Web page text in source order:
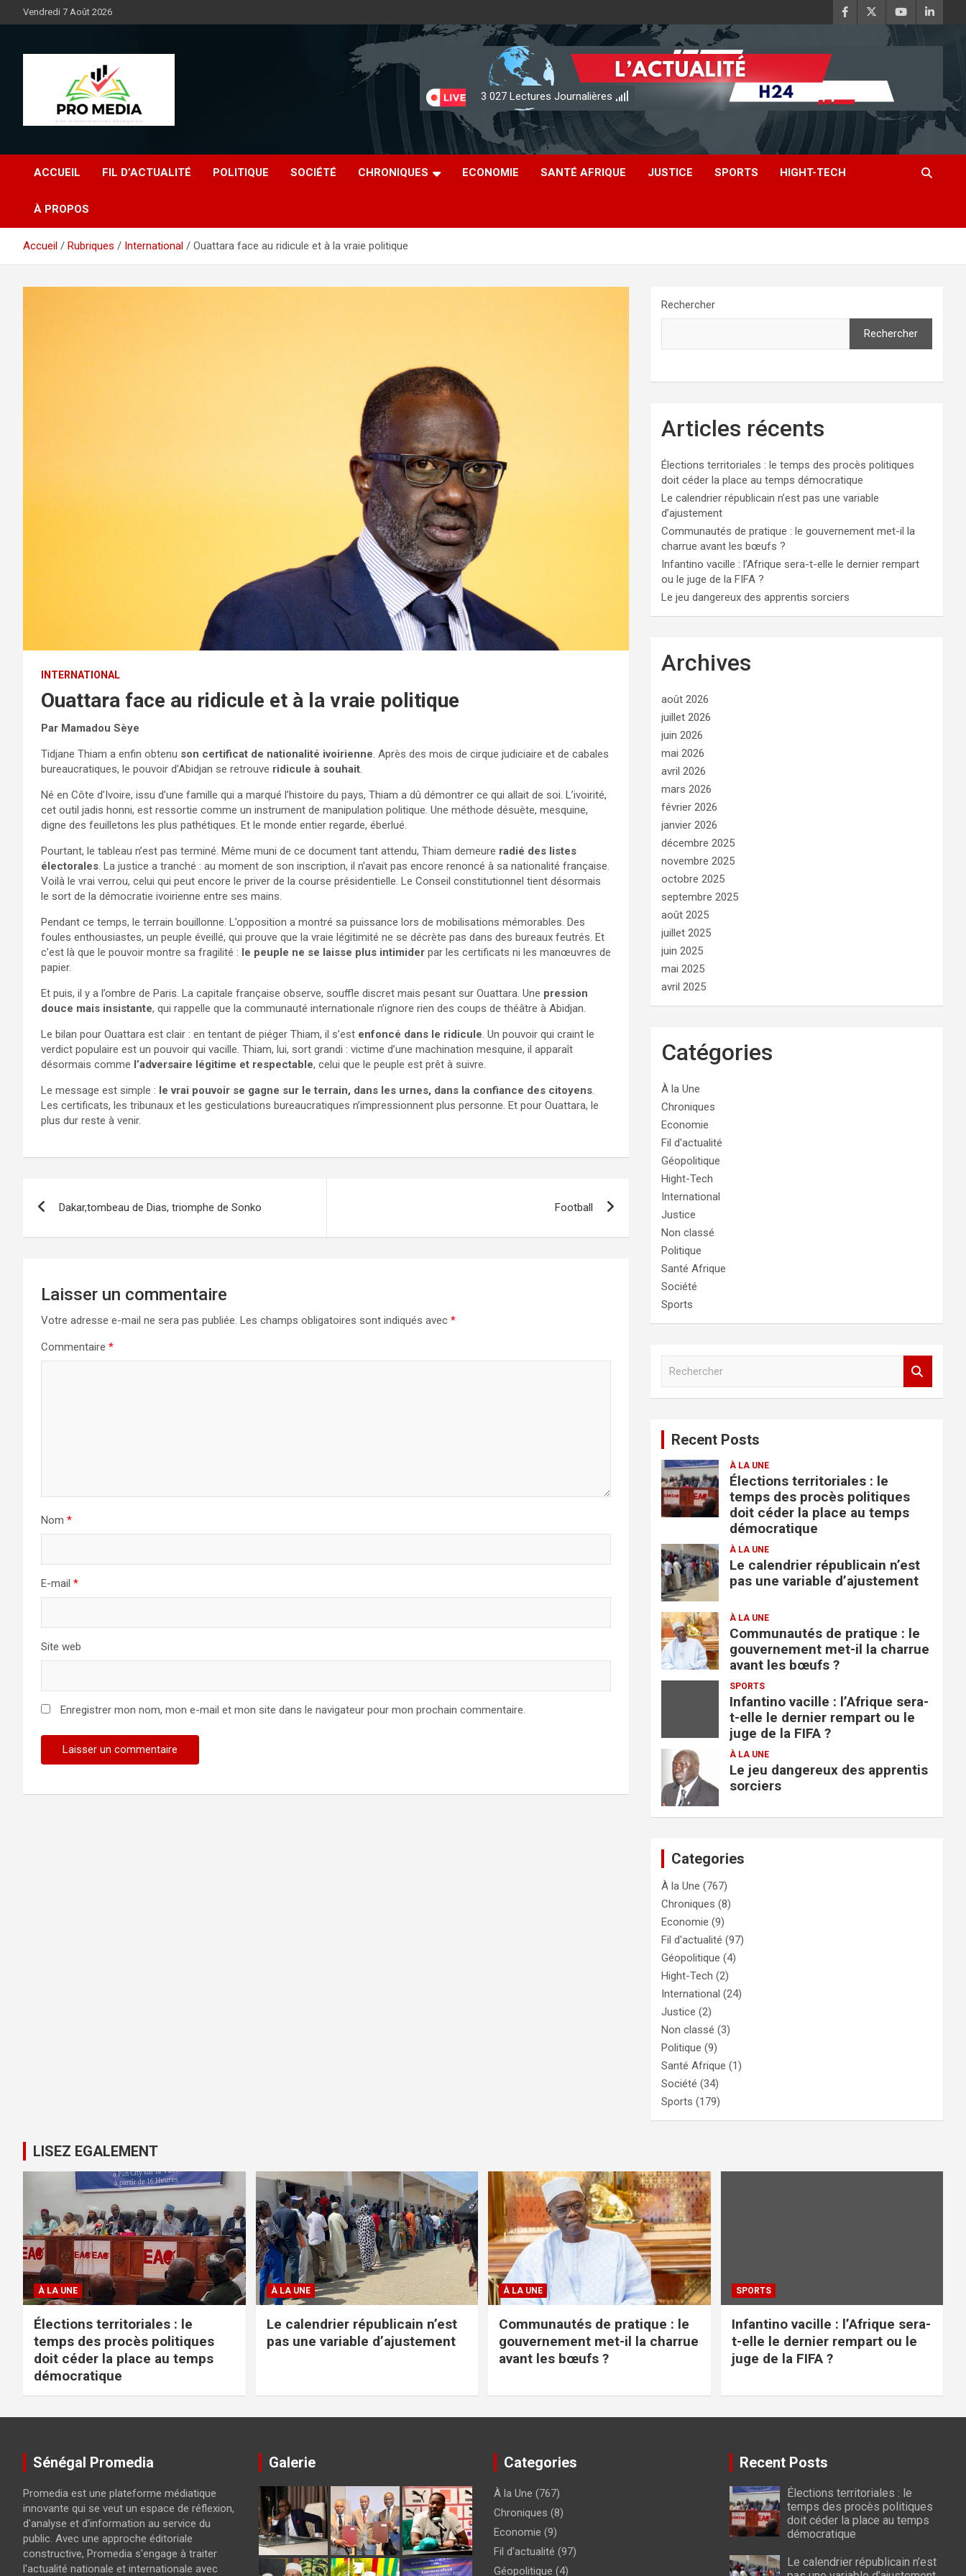
au
Vendredi 7 Août 2026
3 027Lectures Journalières
ACCUEIL FIL D’ACTUALITÉ POLITIQUE SOCIÉTÉ CHRONIQUES ECONOMIE SANTÉ AFRIQUE JUSTICE SPORTS HIGHT-TECH
À PROPOS
Accueil Rubriques International Ouattara face au ridicule et à la vraie politique
INTERNATIONAL
Ouattara face au ridicule et à la vraie politique
Par Mamadou Sèye
Tidjane Thiam a enfin obtenu son certificat de nationalité ivoirienne. Après des mois de cirque judiciaire et de cabales
bureaucratiques, le pouvoir d’Abidjan se retrouve ridicule à souhait.
Né en Côte d’Ivoire, issu d’une famille qui a marqué l’histoire du pays, Thiam a dû démontrer ce qui allait de soi. L’ivoirité,
cet outil jadis honni, est ressortie comme un instrument de manipulation politique. Une méthode désuète, mesquine,
digne des feuilletons les plus pathétiques. Et le monde entier regarde, éberlué.
Pourtant, le tableau n’est pas terminé. Même muni de ce document tant attendu, Thiam demeure radié des listes
électorales. La justice a tranché : au moment de son inscription, il n’avait pas encore renoncé à sa nationalité française.
Voilà le vrai verrou, celui qui peut encore le priver de la course présidentielle. Le Conseil constitutionnel tient désormais
le sort de la démocratie ivoirienne entre ses mains.
Pendant ce temps, le terrain bouillonne. L’opposition a montré sa puissance lors de mobilisations mémorables. Des
foules enthousiastes, un peuple éveillé, qui prouve que la vraie légitimité ne se décrète pas dans des bureaux feutrés. Et
c’est là que le pouvoir montre sa fragilité : le peuple ne se laisse plus intimider par les certificats ni les manœuvres de
papier.
Et puis, il y a l’ombre de Paris. La capitale française observe, souffle discret mais pesant sur Ouattara. Une pression
douce mais insistante, qui rappelle que la communauté internationale n’ignore rien des coups de théâtre à Abidjan.
Le bilan pour Ouattara est clair : en tentant de piéger Thiam, il s’est enfoncé dans le ridicule. Un pouvoir qui craint le
verdict populaire est un pouvoir qui vacille. Thiam, lui, sort grandi : victime d’une machination mesquine, il apparaît
désormais comme l’adversaire légitime et respectable, celui que le peuple est prêt à suivre.
Le message est simple : le vrai pouvoir se gagne sur le terrain, dans les urnes, dans la confiance des citoyens.
Les certificats, les tribunaux et les gesticulations bureaucratiques n’impressionnent plus personne. Et pour Ouattara, le
plus dur reste à venir.
Dakar,tombeau de Dias, triomphe de Sonko Football
Laisser un commentaire
Votre adresse e-mail ne sera pas publiée. Les champs obligatoires sont indiqués avec *
Commentaire *
Nom *
E-mail *
Site web
Enregistrer mon nom, mon e-mail et mon site dans le navigateur pour mon prochain commentaire.
Rechercher
Rechercher
Articles récents
Élections territoriales : le temps des procès politiques
doit céder la place au temps démocratique
Le calendrier républicain n’est pas une variable
d’ajustement
Communautés de pratique : le gouvernement met-il la
charrue avant les bœufs ?
Infantino vacille : l’Afrique sera-t-elle le dernier rempart
ou le juge de la FIFA ?
Le jeu dangereux des apprentis sorciers
Archives
août 2026
juillet 2026
juin 2026
mai 2026
avril 2026
mars 2026
février 2026
janvier 2026
décembre 2025
novembre 2025
octobre 2025
septembre 2025
août 2025
juillet 2025
juin 2025
mai 2025
avril 2025
Catégories
À la Une
Chroniques
Economie
Fil d'actualité
Géopolitique
Hight-Tech
International
Justice
Non classé
Politique
Santé Afrique
Société
Sports
c
h
e
r
Recent Posts
À LA UNE
Élections territoriales : le
temps des procès politiques
doit céder la place au temps
démocratique
À LA UNE
Le calendrier républicain n’est
pas une variable d’ajustement
À LA UNE
Communautés de pratique : le
gouvernement met-il la charrue
avant les bœufs ?
SPORTS
Infantino vacille : l’Afrique sera-
t-elle le dernier rempart ou le
juge de la FIFA ?
À LA UNE
Le jeu dangereux des apprentis
sorciers
Categories
À la Une (767)
Chroniques (8)
Economie (9)
Fil d'actualité (97)
Géopolitique (4)
Hight-Tech (2)
International (24)
Justice (2)
Non classé (3)
Politique (9)
Santé Afrique (1)
Société (34)
Sports (179)
LISEZ EGALEMENT
À LA UNE
Élections territoriales : le
temps des procès politiques
doit céder la place au temps
démocratique
À LA UNE
Le calendrier républicain n’est
pas une variable d’ajustement
À LA UNE
Communautés de pratique : le
gouvernement met-il la charrue
avant les bœufs ?
SPORTS
Infantino vacille : l’Afrique sera-
t-elle le dernier rempart ou le
juge de la FIFA ?
Sénégal Promedia
Promedia est une plateforme médiatique
innovante qui se veut un espace de réflexion,
d'analyse et d'information au service du
public. Avec une approche éditoriale
constructive, Promedia s'engage à traiter
l'actualité nationale et internationale avec
Galerie Categories
À la Une (767)
Chroniques (8)
Economie (9)
Fil d'actualité (97)
Géopolitique (4)
Recent Posts
Élections territoriales : le
temps des procès politiques
doit céder la place au temps
démocratique
Le calendrier républicain n’est